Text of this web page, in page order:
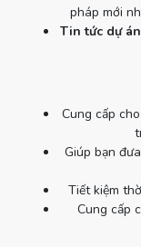
pháp mới
Tin tức dự
Cung cấp
Giúp bạn
Tiết kiệm
Cung cấp